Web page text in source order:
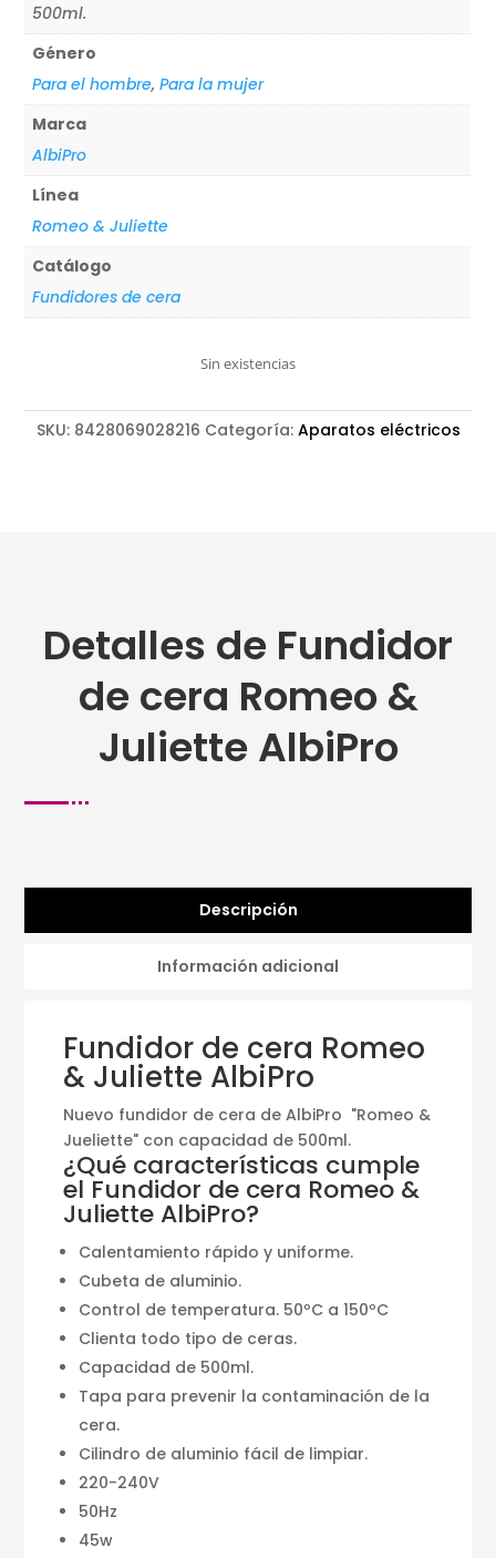
500ml.
Género
Para el hombre,Para la mujer
Marca
AlbiPro
Línea
Romeo & Juliette
Catálogo
Fundidores de cera
Sin existencias
SKU: 8428069028216 Categoría: Aparatos eléctricos
Detalles de Fundidor
de cera Romeo &
Juliette AlbiPro
Descripción
Información adicional
Fundidor de cera Romeo
& Juliette AlbiPro
Nuevo fundidor de cera de AlbiPro "Romeo &
Jueliette" con capacidad de 500ml.
¿Qué características cumple
el Fundidor de cera Romeo &
Juliette AlbiPro?
Calentamiento rápido y uniforme.
Cubeta de aluminio.
Control de temperatura. 50ºC a 150ºC
Clienta todo tipo de ceras.
Capacidad de 500ml.
Tapa para prevenir la contaminación de la
cera.
Cilindro de aluminio fácil de limpiar.
220-240V
50Hz
45w